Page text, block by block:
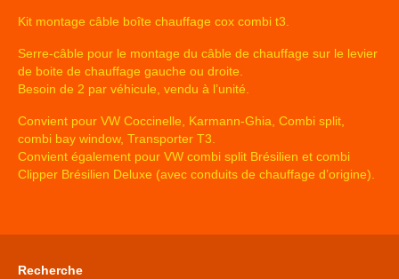
Kit montage câble boîte chauffage cox combi t3.
Serre-câble pour le montage du câble de chauffage sur le levier
de boite de chauffage gauche ou droite.
Besoin de 2 par véhicule, vendu à l’unité.
Convient pour VW Coccinelle, Karmann-Ghia, Combi split,
combi bay window, Transporter T3.
Convient également pour VW combi split Brésilien et combi
Clipper Brésilien Deluxe (avec conduits de chauffage d’origine).
Recherche